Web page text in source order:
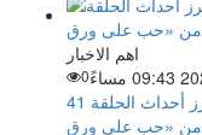
اهم الاخبار
0
شاهد .. سقوط لين في اللحظات الأخيرة.. أبرز أحداث الحلقة 41